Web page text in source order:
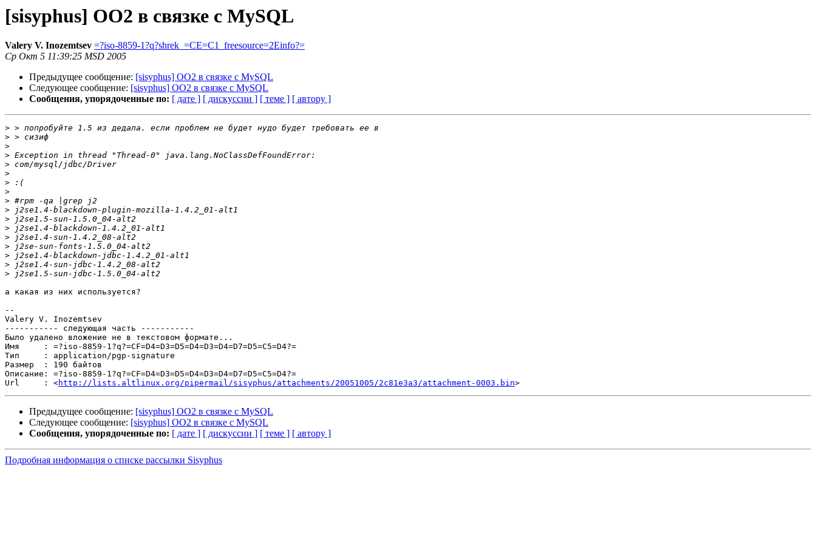
[sisyphus] OO2 в связке с MySQL
Valery V. Inozemtsev =?iso-8859-1?q?shrek_=CE=C1_freesource=2Einfo?=
Ср Окт 5 11:39:25 MSD 2005
Предыдущее сообщение: [sisyphus] OO2 в связке с MySQL
Следующее сообщение: [sisyphus] OO2 в связке с MySQL
Сообщения, упорядоченные по: [ дате ] [ дискуссии ] [ теме ] [ автору ]
>
>
>
>
>
>
>
>
>
>
>
>
>
>
>
>
>
а какая из них используется?
--
Valery V. Inozemtsev
----------- следующая часть -----------
Было удалено вложение не в текстовом формате...
Имя     : =?iso-8859-1?q?=CF=D4=D3=D5=D4=D3=D4=D7=D5=C5=D4?=
Тип     : application/pgp-signature
Размер  : 190 байтов
Описание: =?iso-8859-1?q?=CF=D4=D3=D5=D4=D3=D4=D7=D5=C5=D4?=
Url     : <http://lists.altlinux.org/pipermail/sisyphus/attachments/20051005/2c81e3a3/attachment-0003.bin
Предыдущее сообщение: [sisyphus] OO2 в связке с MySQL
Следующее сообщение: [sisyphus] OO2 в связке с MySQL
Сообщения, упорядоченные по: [ дате ] [ дискуссии ] [ теме ] [ автору ]
Подробная информация о списке рассылки Sisyphus